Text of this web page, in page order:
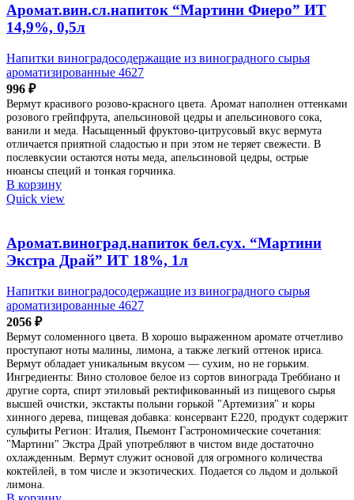
Аромат.вин.сл.напиток “Мартини Фиеро” ИТ
14,9%, 0,5л
Напитки виноградосодержащие из виноградного сырья
ароматизированные 4627
996 ₽
Вермут красивого розово-красного цвета. Аромат наполнен оттенками
розового грейпфрута, апельсиновой цедры и апельсинового сока,
ванили и меда. Насыщенный фруктово-цитрусовый вкус вермута
отличается приятной сладостью и при этом не теряет свежести. В
послевкусии остаются ноты меда, апельсиновой цедры, острые
нюансы специй и тонкая горчинка.
В корзину
Quick view
Аромат.виноград.напиток бел.сух. “Мартини
Экстра Драй” ИТ 18%, 1л
Напитки виноградосодержащие из виноградного сырья
ароматизированные 4627
2056 ₽
Вермут соломенного цвета. В хорошо выраженном аромате отчетливо
проступают ноты малины, лимона, а также легкий оттенок ириса.
Вермут обладает уникальным вкусом — сухим, но не горьким.
Ингредиенты: Вино столовое белое из сортов винограда Треббиано и
другие сорта, спирт этиловый ректификованный из пищевого сырья
высшей очистки, экстакты полыни горькой "Артемизия" и коры
хинного дерева, пищевая добавка: консервант Е220, продукт содержит
сульфиты Регион: Италия, Пьемонт Гастрономические сочетания:
"Мартини" Экстра Драй употребляют в чистом виде достаточно
охлажденным. Вермут служит основой для огромного количества
коктейлей, в том числе и экзотических. Подается со льдом и долькой
лимона.